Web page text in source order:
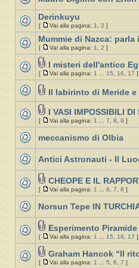
Derinkuyu
[ Vai alla pagina: 1, 2 ]
Mummie di Nazca: parla
[ Vai alla pagina: 1, 2 ]
I misteri dell'antico
[ Vai alla pagina: 1 ... 15, 16, 17 ]
Il labirinto di Meride
I VASI IMPOSSIBILI
[ Vai alla pagina: 1 ... 7, 8, 9 ]
meccanismo di Olbia
Antici Astronauti - Il
CHEOPE E IL
[ Vai alla pagina: 1 ... 6, 7, 8 ]
Norsun Tepe IN
Esperimento
[ Vai alla pagina: 1 ... 15, 16, 17 ]
Graham Hancok “Il
[ Vai alla pagina: 1 ... 5, 6, 7 ]